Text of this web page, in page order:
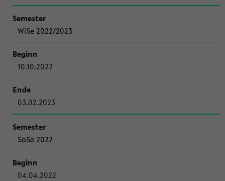
WiSe 2022/2023
10.10.2022
03.02.2023
SoSe 2022
04.04.2022